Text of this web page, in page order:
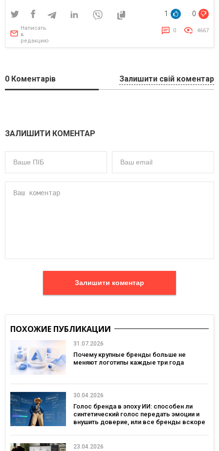
1 0
Написать
в
редакцию
0 4667
0 Коментарів Залишити свій коментар
ЗАЛИШИТИ КОМЕНТАР
Залишити коментар
ПОХОЖИЕ ПУБЛИКАЦИИ
31.07.2026
Почему крупные бренды больше не
меняют логотипы каждые три года
30.04.2026
Голос бренда в эпоху ИИ: способен ли
синтетический голос передать эмоции и
внушить доверие, или все бренды вскоре
23.04.2026